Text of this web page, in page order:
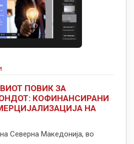
ПОВИК ЗА
КOФИНАНСИРАНИ
НА
Северна Македонија, во